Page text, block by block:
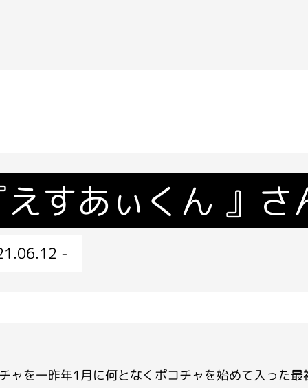
すあぃくん 』さ
-
ャを一昨年1月に何となくポコチャを始めて入った